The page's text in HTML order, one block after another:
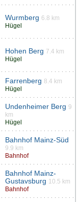
Wurmberg 6.8 km
Hügel
Hohen Berg 7.4 km
Hügel
Farrenberg 8.4 km
Hügel
Undenheimer Berg 9
km
Hügel
Bahnhof Mainz-Süd
9.9 km
Bahnhof
Bahnhof Mainz-
Gustavsburg 10.5 km
Bahnhof